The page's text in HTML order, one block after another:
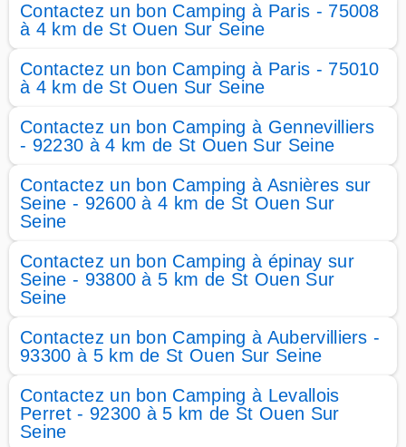
Contactez un bon Camping à Paris - 75008
à 4 km de St Ouen Sur Seine
Contactez un bon Camping à Paris - 75010
à 4 km de St Ouen Sur Seine
Contactez un bon Camping à Gennevilliers
- 92230 à 4 km de St Ouen Sur Seine
Contactez un bon Camping à Asnières sur
Seine - 92600 à 4 km de St Ouen Sur
Seine
Contactez un bon Camping à épinay sur
Seine - 93800 à 5 km de St Ouen Sur
Seine
Contactez un bon Camping à Aubervilliers -
93300 à 5 km de St Ouen Sur Seine
Contactez un bon Camping à Levallois
Perret - 92300 à 5 km de St Ouen Sur
Seine